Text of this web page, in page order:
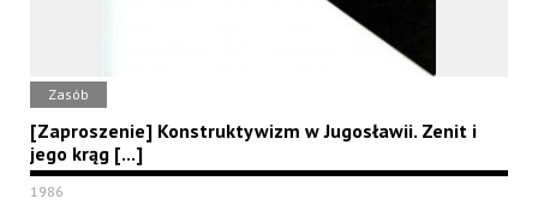
Zasób
[Zaproszenie] Konstruktywizm w Jugosławii. Zenit i
jego krąg [...]
1986